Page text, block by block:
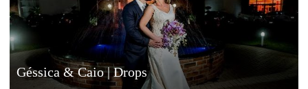
Géssica & Caio | Drops